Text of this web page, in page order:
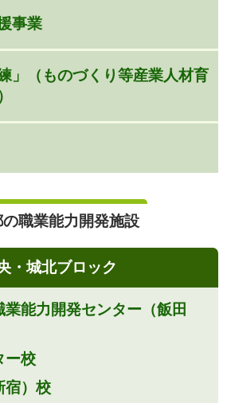
事業
」（ものづくり等産業人材育
職業能力開発施設
・城北ブロック
業能力開発センター（飯田
ー校
宿）校